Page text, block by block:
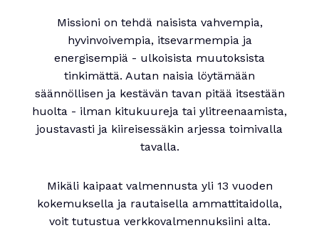
Missioni on tehdä naisista vahvempia,
hyvinvoivempia, itsevarmempia ja
energisempiä - ulkoisista muutoksista
tinkimättä. Autan naisia löytämään
säännöllisen ja kestävän tavan pitää itsestään
huolta - ilman kitukuureja tai ylitreenaamista,
joustavasti ja kiireisessäkin arjessa toimivalla
tavalla.
Mikäli kaipaat valmennusta yli 13 vuoden
kokemuksella ja rautaisella ammattitaidolla,
voit tutustua verkkovalmennuksiini alta.